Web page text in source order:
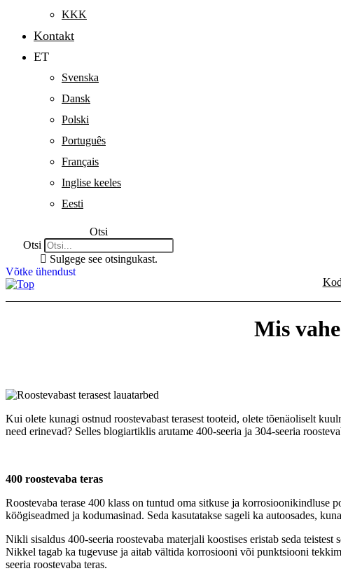
KKK
Kontakt
ET
Svenska
Dansk
Polski
Português
Français
Inglise keeles
Eesti
Otsi
Otsi
Sulgege see otsingukast.
Võtke ühendust
Mis
Kui olete kunagi ostnud roostevabast terasest tooteid, olete tõenäoliselt
need erinevad? Selles blogiartiklis arutame 400-seeria ja 304-seeria
400 roostevaba teras
Roostevaba terase 400 klass on tuntud oma sitkuse ja korrosioonikindluse
köögiseadmed ja kodumasinad. Seda kasutatakse sageli ka autoosades,
Nikli sisaldus 400-seeria roostevaba materjali koostises eristab seda
Nikkel tagab ka tugevuse ja aitab vältida korrosiooni või punktsiooni
seeria roostevaba teras.